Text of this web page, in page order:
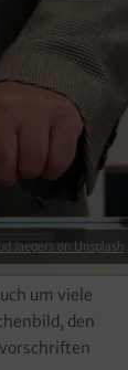
Jaegers on Unsplash
um viele
den